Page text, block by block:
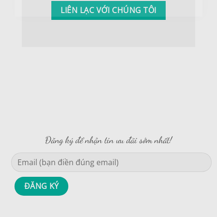
cafe, sợi organic cotton, sợi
cotton cao cấp cho đến các
LIÊN LẠC VỚI CHÚNG TÔI
Đăng ký để nhận tin ưu đãi sớm nhất!